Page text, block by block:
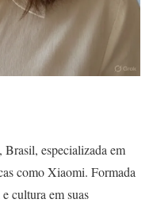
Brasil, especializada em
como Xiaomi. Formada
cultura em suas